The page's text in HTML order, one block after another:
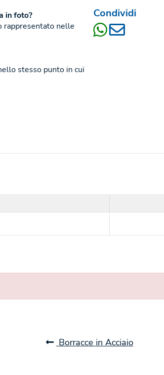
in foto?
rappresentato nelle
stesso punto in cui
Condividi
Borracce in Acciaio